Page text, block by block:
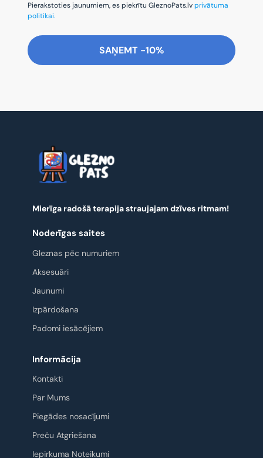
Pierakstoties jaunumiem, es piekrītu GleznoPats.lvprivātuma
politikai.
SAŅEMT -10%
Mierīga radošā terapija straujajam dzīves ritmam!
Noderīgas saites
Gleznas pēc numuriem
Aksesuāri
Jaunumi
Izpārdošana
Padomi iesācējiem
Informācija
Kontakti
Par Mums
Piegādes nosacījumi
Preču Atgriešana
Iepirkuma Noteikumi